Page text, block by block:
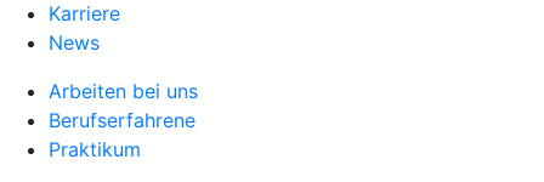
Karriere
News
Arbeiten bei uns
Berufserfahrene
Praktikum